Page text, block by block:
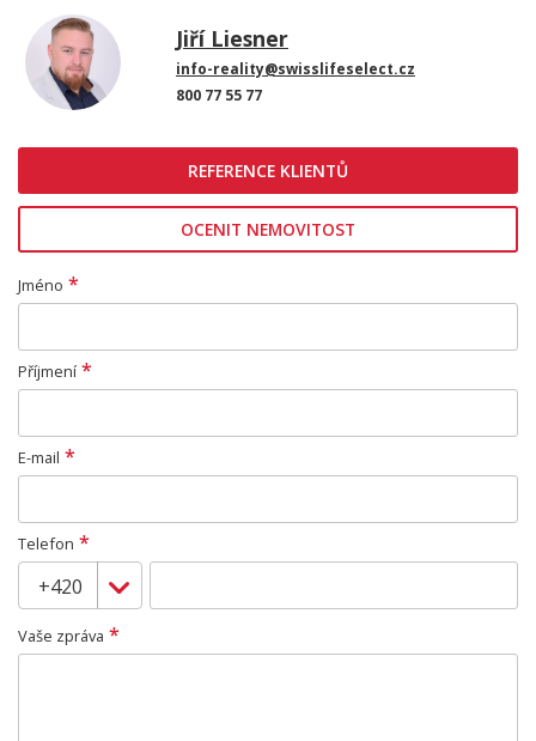
Jiří Liesner
info-reality@swisslifeselect.cz
800 77 55 77
REFERENCE KLIENTŮ
OCENIT NEMOVITOST
Jméno *
Příjmení *
E-mail *
Telefon *
Vaše zpráva *